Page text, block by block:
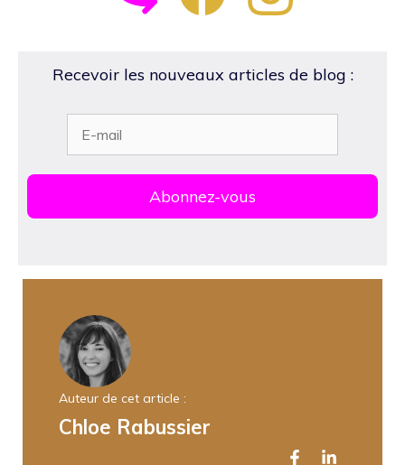
Recevoir les nouveaux articles de blog :
Auteur de cet article :
Chloe Rabussier